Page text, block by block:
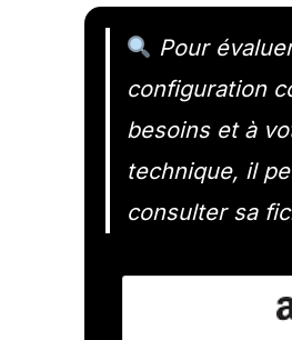
Pour
configuration
besoins et à
technique, il
consulter sa